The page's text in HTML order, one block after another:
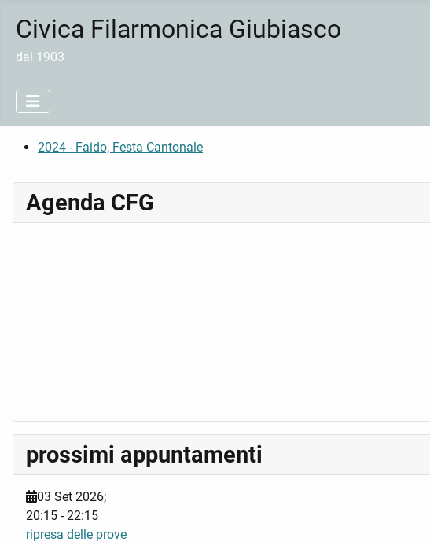
Civica Filarmonica Giubiasco
dal 1903
2024 - Faido, Festa Cantonale
Agenda CFG
prossimi appuntamenti
03 Set 2026;
20:15 -22:15
ripresa delle prove